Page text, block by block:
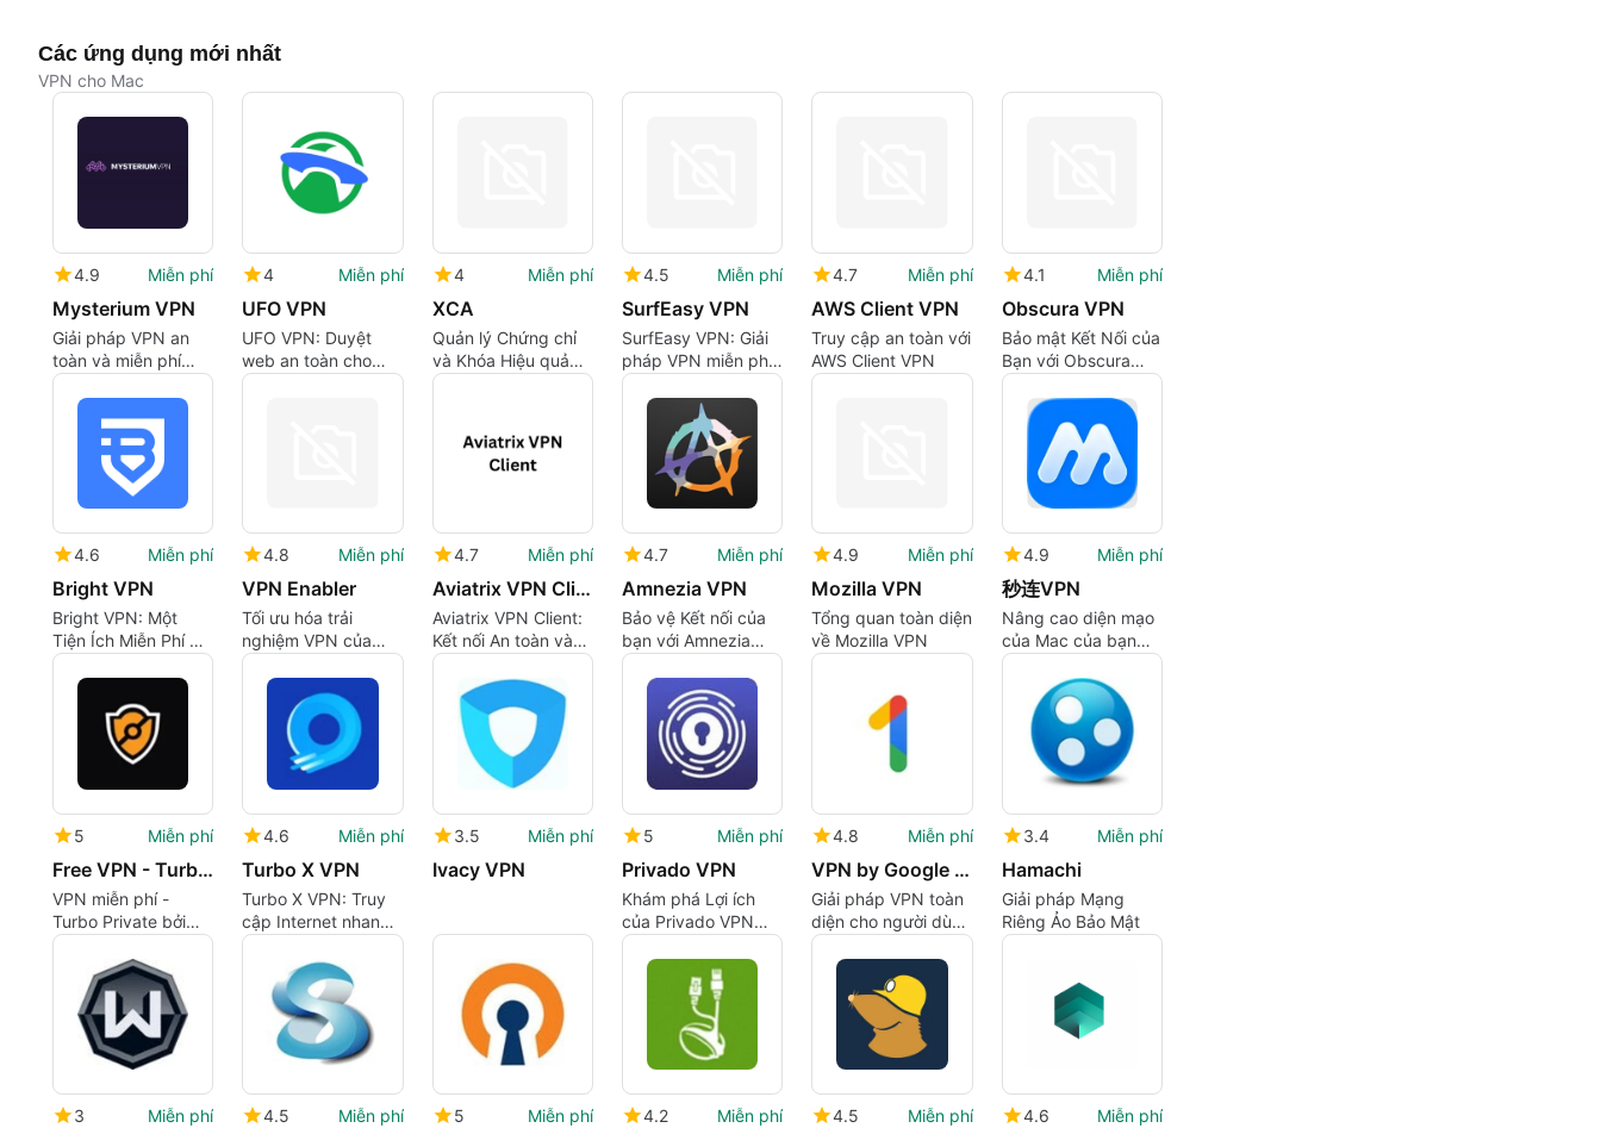
Các ứng dụng mới nhất
VPN cho Mac
4.9 Miễn phí
Mysterium VPN
Giải pháp VPN an
toàn và miễn phí
cho Mac
4 Miễn phí
UFO VPN
UFO VPN: Duyệt
web an toàn cho
người dùng macOS
4 Miễn phí
XCA
Quản lý Chứng chỉ
và Khóa Hiệu quả
trên Mac
4.5 Miễn phí
SurfEasy VPN
SurfEasy VPN: Giải
pháp VPN miễn phí
cho Mac
4.7 Miễn phí
AWS Client VPN
Truy cập an toàn với
AWS Client VPN
4.1 Miễn phí
Obscura VPN
Bảo mật Kết Nối của
Bạn với Obscura
VPN
4.6 Miễn phí
Bright VPN
Bright VPN: Một
Tiện Ích Miễn Phí Để
Duyệt Web An Toàn
4.8 Miễn phí
VPN Enabler
Tối ưu hóa trải
nghiệm VPN của
bạn trên Mac
4.7 Miễn phí
Aviatrix VPN Client
Aviatrix VPN Client:
Kết nối An toàn và
Hiệu quả
4.7 Miễn phí
Amnezia VPN
Bảo vệ Kết nối của
bạn với Amnezia
VPN
4.9 Miễn phí
Mozilla VPN
Tổng quan toàn diện
về Mozilla VPN
4.9 Miễn phí
秒连VPN
Nâng cao diện mạo
của Mac của bạn
với 秒连VPN
5 Miễn phí
Free VPN - Turbo Private by VPNLY
VPN miễn phí -
Turbo Private bởi
VPNLY Tổng quan
4.6 Miễn phí
Turbo X VPN
Turbo X VPN: Truy
cập Internet nhanh
và an toàn
3.5 Miễn phí
Ivacy VPN
5 Miễn phí
Privado VPN
Khám phá Lợi ích
của Privado VPN
cho Mac
4.8 Miễn phí
VPN by Google One
Giải pháp VPN toàn
diện cho người dùng
Mac
3.4 Miễn phí
Hamachi
Giải pháp Mạng
Riêng Ảo Bảo Mật
3 Miễn phí 4.5 Miễn phí 5 Miễn phí 4.2 Miễn phí 4.5 Miễn phí 4.6 Miễn phí